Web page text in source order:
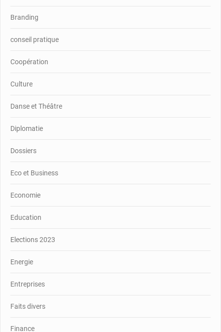
Branding
conseil pratique
Coopération
Culture
Danse et Théâtre
Diplomatie
Dossiers
Eco et Business
Economie
Education
Elections 2023
Energie
Entreprises
Faits divers
Finance